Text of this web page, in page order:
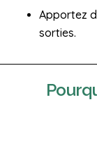
Apportez
sorties.